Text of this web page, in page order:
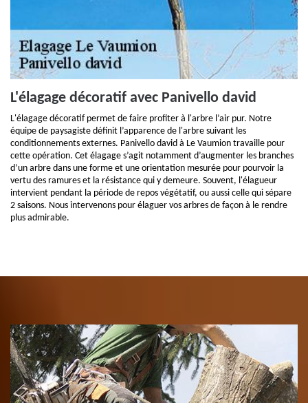
L'élagage décoratif avec Panivello david
L'élagage décoratif permet de faire profiter à l'arbre l’air pur. Notre
équipe de paysagiste définit l’apparence de l'arbre suivant les
conditionnements externes. Panivello david à Le Vaumion travaille pour
cette opération. Cet élagage s’agit notamment d’augmenter les branches
d’un arbre dans une forme et une orientation mesurée pour pourvoir la
vertu des ramures et la résistance qui y demeure. Souvent, l'élagueur
intervient pendant la période de repos végétatif, ou aussi celle qui sépare
2 saisons. Nous intervenons pour élaguer vos arbres de façon à le rendre
plus admirable.